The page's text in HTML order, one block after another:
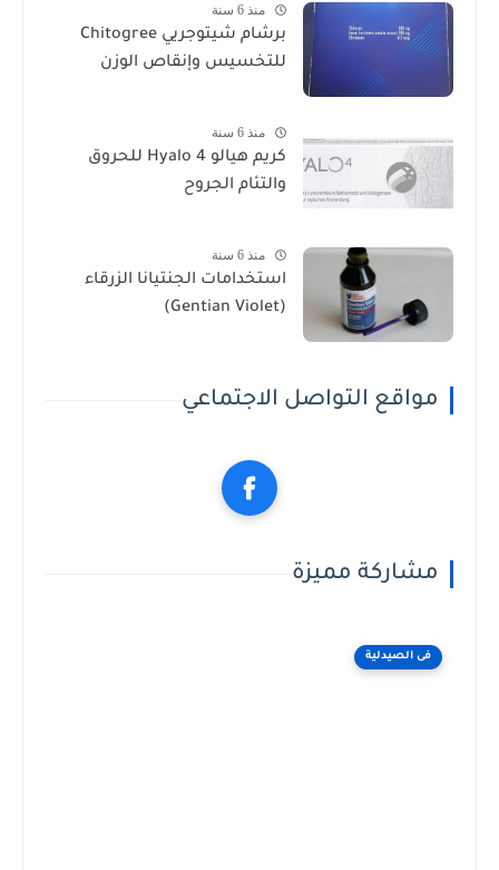
منذ 6 سنة
برشام شيتوجريي Chitogree
للتخسيس وإنقاص الوزن
منذ 6 سنة
كريم هيالو 4 Hyalo للحروق
والتئام الجروح
منذ 6 سنة
استخدامات الجنتيانا الزرقاء
(Gentian Violet)
مواقع التواصل الاجتماعي
مشاركة مميزة
فى الصيدلية